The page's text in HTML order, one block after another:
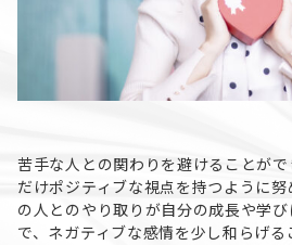
苦手な人との関わりを避けることが
だけポジティブな視点を持つように
の人とのやり取りが自分の成長や学
で、ネガティブな感情を少し和らげる